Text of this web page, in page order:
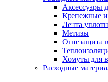
Аксессуары
Крепежные
Лента
Метизы
Огнезащита
Хомуты для
Расходные